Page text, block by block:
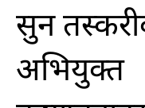
सुन
अभियुक्त